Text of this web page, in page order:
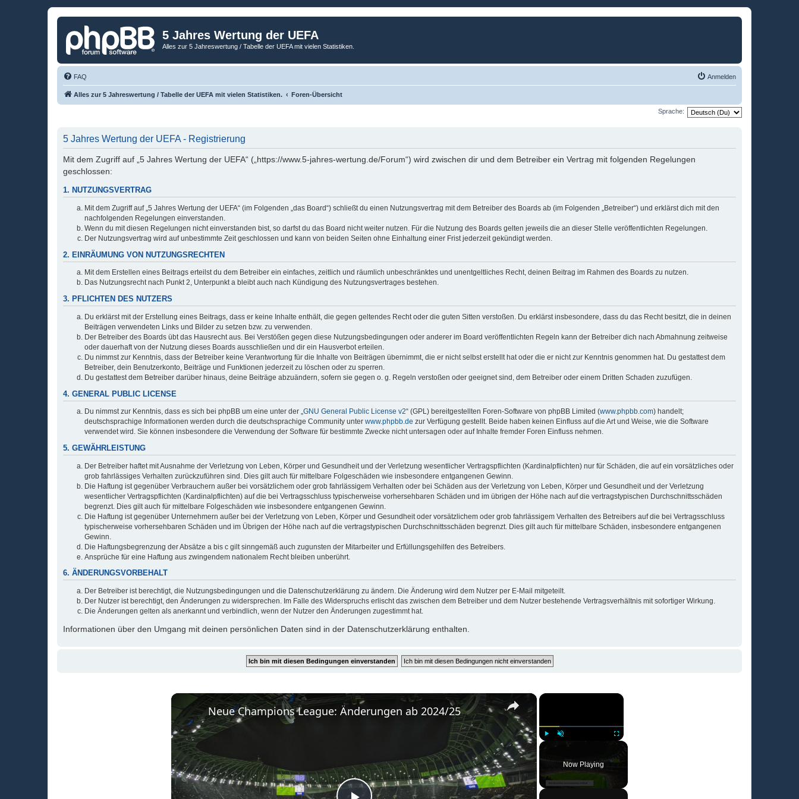
5 Jahres Wertung der UEFA
Alles zur 5 Jahreswertung / Tabelle der UEFA mit vielen Statistiken.
FAQ Anmelden
Alles zur 5 Jahreswertung / Tabelle der UEFA mit vielen Statistiken. Foren-Übersicht
Sprache:
5 Jahres Wertung der UEFA - Registrierung
Mit dem Zugriff auf „5 Jahres Wertung der UEFA“ („https://www.5-jahres-wertung.de/Forum“) wird zwischen dir und dem Betreiber ein Vertrag mit folgenden Regelungen
geschlossen:
1. NUTZUNGSVERTRAG
Mit dem Zugriff auf „5 Jahres Wertung der UEFA“ (im Folgenden „das Board“) schließt du einen Nutzungsvertrag mit dem Betreiber des Boards ab (im Folgenden „Betreiber“) und erklärst dich mit den
nachfolgenden Regelungen einverstanden.
Wenn du mit diesen Regelungen nicht einverstanden bist, so darfst du das Board nicht weiter nutzen. Für die Nutzung des Boards gelten jeweils die an dieser Stelle veröffentlichten Regelungen.
Der Nutzungsvertrag wird auf unbestimmte Zeit geschlossen und kann von beiden Seiten ohne Einhaltung einer Frist jederzeit gekündigt werden.
2. EINRÄUMUNG VON NUTZUNGSRECHTEN
Mit dem Erstellen eines Beitrags erteilst du dem Betreiber ein einfaches, zeitlich und räumlich unbeschränktes und unentgeltliches Recht, deinen Beitrag im Rahmen des Boards zu nutzen.
Das Nutzungsrecht nach Punkt 2, Unterpunkt a bleibt auch nach Kündigung des Nutzungsvertrages bestehen.
3. PFLICHTEN DES NUTZERS
Du erklärst mit der Erstellung eines Beitrags, dass er keine Inhalte enthält, die gegen geltendes Recht oder die guten Sitten verstoßen. Du erklärst insbesondere, dass du das Recht besitzt, die in deinen
Beiträgen verwendeten Links und Bilder zu setzen bzw. zu verwenden.
Der Betreiber des Boards übt das Hausrecht aus. Bei Verstößen gegen diese Nutzungsbedingungen oder anderer im Board veröffentlichten Regeln kann der Betreiber dich nach Abmahnung zeitweise
oder dauerhaft von der Nutzung dieses Boards ausschließen und dir ein Hausverbot erteilen.
Du nimmst zur Kenntnis, dass der Betreiber keine Verantwortung für die Inhalte von Beiträgen übernimmt, die er nicht selbst erstellt hat oder die er nicht zur Kenntnis genommen hat. Du gestattest dem
Betreiber, dein Benutzerkonto, Beiträge und Funktionen jederzeit zu löschen oder zu sperren.
Du gestattest dem Betreiber darüber hinaus, deine Beiträge abzuändern, sofern sie gegen o. g. Regeln verstoßen oder geeignet sind, dem Betreiber oder einem Dritten Schaden zuzufügen.
4. GENERAL PUBLIC LICENSE
Du nimmst zur Kenntnis, dass es sich bei phpBB um eine unter der „GNU General Public License v2“ (GPL) bereitgestellten Foren-Software von phpBB Limited (www.phpbb.com) handelt;
deutschsprachige Informationen werden durch die deutschsprachige Community unter www.phpbb.de zur Verfügung gestellt. Beide haben keinen Einfluss auf die Art und Weise, wie die Software
verwendet wird. Sie können insbesondere die Verwendung der Software für bestimmte Zwecke nicht untersagen oder auf Inhalte fremder Foren Einfluss nehmen.
5. GEWÄHRLEISTUNG
Der Betreiber haftet mit Ausnahme der Verletzung von Leben, Körper und Gesundheit und der Verletzung wesentlicher Vertragspflichten (Kardinalpflichten) nur für Schäden, die auf ein vorsätzliches oder
grob fahrlässiges Verhalten zurückzuführen sind. Dies gilt auch für mittelbare Folgeschäden wie insbesondere entgangenen Gewinn.
Die Haftung ist gegenüber Verbrauchern außer bei vorsätzlichem oder grob fahrlässigem Verhalten oder bei Schäden aus der Verletzung von Leben, Körper und Gesundheit und der Verletzung
wesentlicher Vertragspflichten (Kardinalpflichten) auf die bei Vertragsschluss typischerweise vorhersehbaren Schäden und im übrigen der Höhe nach auf die vertragstypischen Durchschnittsschäden
begrenzt. Dies gilt auch für mittelbare Folgeschäden wie insbesondere entgangenen Gewinn.
Die Haftung ist gegenüber Unternehmern außer bei der Verletzung von Leben, Körper und Gesundheit oder vorsätzlichem oder grob fahrlässigem Verhalten des Betreibers auf die bei Vertragsschluss
typischerweise vorhersehbaren Schäden und im Übrigen der Höhe nach auf die vertragstypischen Durchschnittsschäden begrenzt. Dies gilt auch für mittelbare Schäden, insbesondere entgangenen
Gewinn.
Die Haftungsbegrenzung der Absätze a bis c gilt sinngemäß auch zugunsten der Mitarbeiter und Erfüllungsgehilfen des Betreibers.
Ansprüche für eine Haftung aus zwingendem nationalem Recht bleiben unberührt.
6. ÄNDERUNGSVORBEHALT
Der Betreiber ist berechtigt, die Nutzungsbedingungen und die Datenschutzerklärung zu ändern. Die Änderung wird dem Nutzer per E-Mail mitgeteilt.
Der Nutzer ist berechtigt, den Änderungen zu widersprechen. Im Falle des Widerspruchs erlischt das zwischen dem Betreiber und dem Nutzer bestehende Vertragsverhältnis mit sofortiger Wirkung.
Die Änderungen gelten als anerkannt und verbindlich, wenn der Nutzer den Änderungen zugestimmt hat.
Informationen über den Umgang mit deinen persönlichen Daten sind in der Datenschutzerklärung enthalten.
×
Fullscreen
Now Playing
×
Neue Champions League: Änderungen ab 2024/25